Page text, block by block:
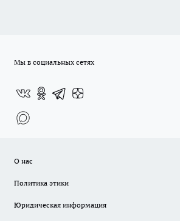
Мы в социальных сетях
О нас
Политика этики
Юридическая информация